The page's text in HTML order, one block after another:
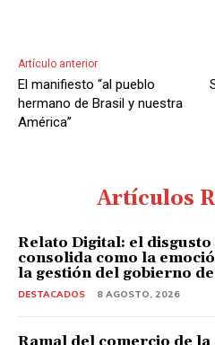
Artículo anterior
El manifiesto “al pueblo
hermano de Brasil y nuestra
América”
Artículos
Relato Digital: el disgusto
consolida como la
la gestión del gobierno
DESTACADOS 8 AGOSTO, 2026
Ramal del comercio de la